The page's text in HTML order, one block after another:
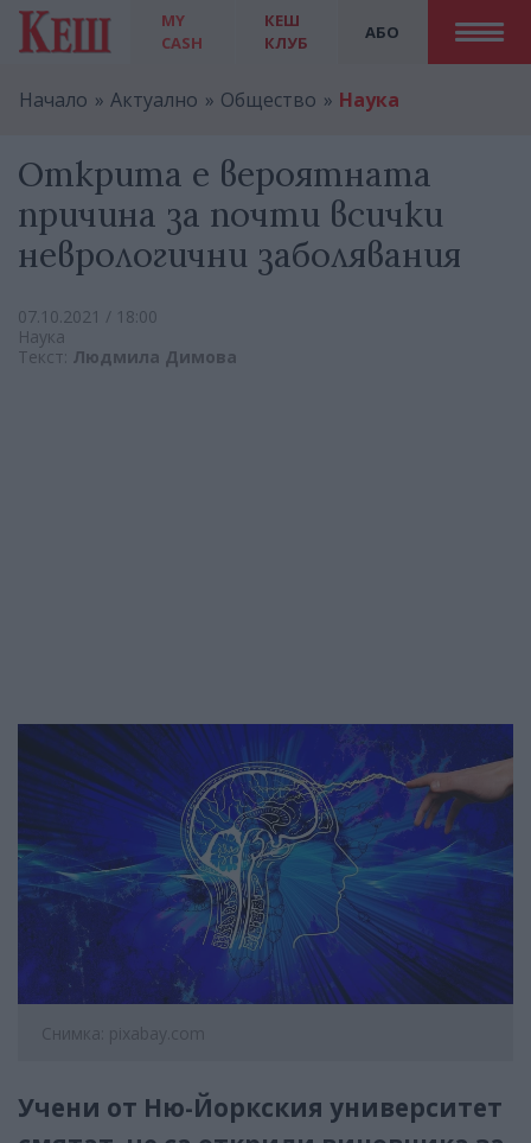
MY
CASH
АБО
КЕШ
КЛУБ
Начало Актуално Общество Наука
Открита е вероятната
причина за почти всички
неврологични заболявания
07.10.2021 / 18:00
Наука
Текст: Людмила Димова
Снимка: pixabay.com
Учени от Ню-Йоркския университет